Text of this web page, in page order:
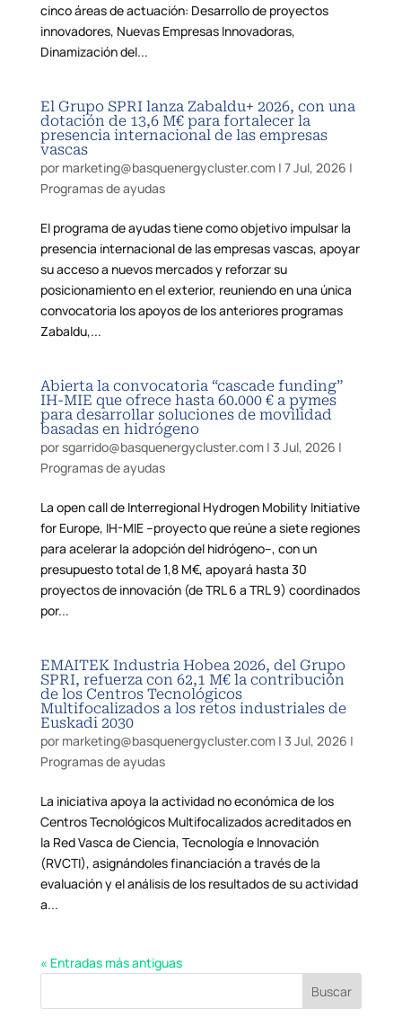
cinco áreas de actuación: Desarrollo de proyectos
innovadores, Nuevas Empresas Innovadoras,
Dinamización del...
El Grupo SPRI lanza Zabaldu+ 2026, con una
dotación de 13,6 M€ para fortalecer la
presencia internacional de las empresas
vascas
por marketing@basquenergycluster.com| 7 Jul, 2026 |
Programas de ayudas
El programa de ayudas tiene como objetivo impulsar la
presencia internacional de las empresas vascas, apoyar
su acceso a nuevos mercados y reforzar su
posicionamiento en el exterior, reuniendo en una única
convocatoria los apoyos de los anteriores programas
Zabaldu,...
Abierta la convocatoria “cascade funding”
IH-MIE que ofrece hasta 60.000 € a pymes
para desarrollar soluciones de movilidad
basadas en hidrógeno
porsgarrido@basquenergycluster.com| 3 Jul, 2026 |
Programas de ayudas
La open call de Interregional Hydrogen Mobility Initiative
for Europe, IH-MIE –proyecto que reúne a siete regiones
para acelerar la adopción del hidrógeno–, con un
presupuesto total de 1,8 M€, apoyará hasta 30
proyectos de innovación (de TRL 6 a TRL 9) coordinados
por...
EMAITEK Industria Hobea 2026, del Grupo
SPRI, refuerza con 62,1 M€ la contribución
de los Centros Tecnológicos
Multifocalizados a los retos industriales de
Euskadi 2030
por marketing@basquenergycluster.com| 3 Jul, 2026 |
Programas de ayudas
La iniciativa apoya la actividad no económica de los
Centros Tecnológicos Multifocalizados acreditados en
la Red Vasca de Ciencia, Tecnología e Innovación
(RVCTI), asignándoles financiación a través de la
evaluación y el análisis de los resultados de su actividad
a...
« Entradas más antiguas
Buscar